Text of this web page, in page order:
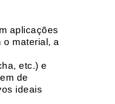
aplicações
o material, a
etc.) e
de
ideais